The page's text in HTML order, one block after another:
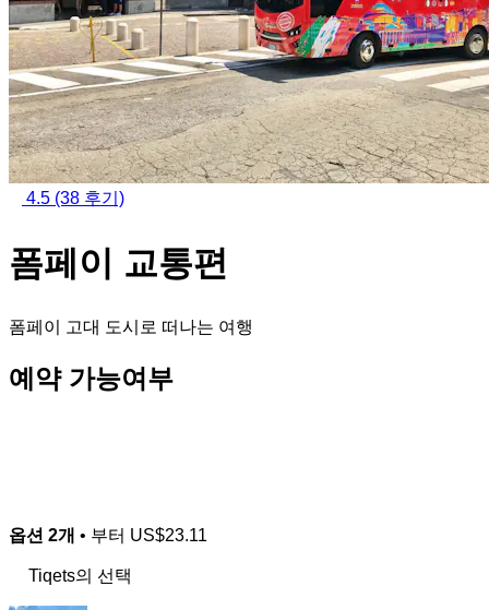
4.5 (38 후기)
폼페이 교통편
폼페이 고대 도시로 떠나는 여행
예약 가능여부
옵션 2개 • 부터 US$23.11
Tiqets의 선택